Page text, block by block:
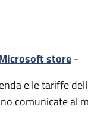
store-
e le tariffe
comunicate al